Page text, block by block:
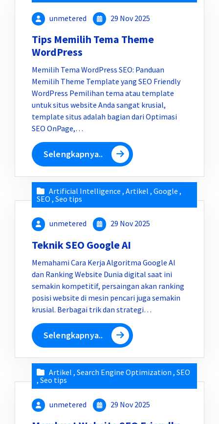
unmetered 29 Nov 2025
Tips Memilih Tema Theme
WordPress
Memilih Tema WordPress SEO: Panduan
Memilih Theme Template yang SEO Friendly
WordPress Pemilihan tema atau template
untuk situs website Anda sangat krusial,
template situs adalah bagian dari Optimasi
SEO OnPage,…
Selengkapnya..
Artificial Intelligence , Artikel , Google ,
SEO , Seo tips
unmetered 29 Nov 2025
Teknik SEO Google AI
Memahami Cara Kerja Algoritma Google AI
dan Ranking Website Dunia digital saat ini
semakin kompetitif, persaingan akan ranking
posisi website di mesin pencari juga semakin
krusial. Berbagai trik dan strategi…
Selengkapnya..
Artikel , Search Engine Optimization , SEO
, Seo tips
unmetered 29 Nov 2025